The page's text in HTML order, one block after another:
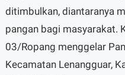
ditimbulkan, diantaranya
pangan bagi masyarakat.
03/Ropang menggelar
Kecamatan Lenangguar,